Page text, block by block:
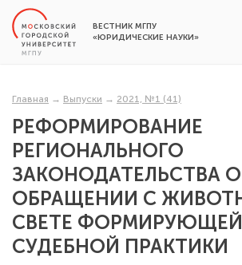
ВЕСТНИК МГПУ
«ЮРИДИЧЕСКИЕ НАУКИ»
Главная → Выпуски → 2021, №1 (41)
РЕФОРМИРОВАНИЕ
РЕГИОНАЛЬНОГО
ЗАКОНОДАТЕЛЬСТВА
ОБРАЩЕНИИ С
СВЕТЕ
СУДЕБНОЙ ПРАКТИКИ